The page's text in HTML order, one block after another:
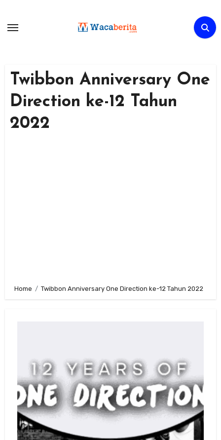
content
Twibbon Anniversary One
Direction ke-12 Tahun
2022
Home Twibbon Anniversary One Direction ke-12 Tahun 2022